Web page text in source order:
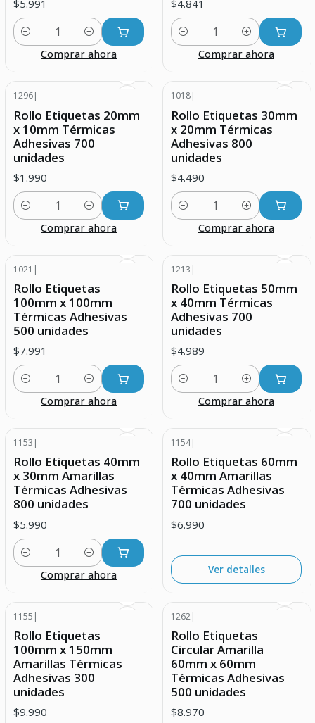
$5.991
Cantidad
Comprar ahora
$4.841
Cantidad
Comprar ahora
1296|
Rollo Etiquetas 20mm
x 10mm Térmicas
Adhesivas 700
unidades
$1.990
Cantidad
Comprar ahora
1018|
Rollo Etiquetas 30mm
x 20mm Térmicas
Adhesivas 800
unidades
$4.490
Cantidad
Comprar ahora
1021 |
Rollo Etiquetas
100mm x 100mm
Térmicas Adhesivas
500 unidades
$7.991
Cantidad
Comprar ahora
1213 |
Rollo Etiquetas 50mm
x 40mm Térmicas
Adhesivas 700
unidades
$4.989
Cantidad
Comprar ahora
1153 |
Rollo Etiquetas 40mm
x 30mm Amarillas
Térmicas Adhesivas
800 unidades
$5.990
Cantidad
Comprar ahora
1154|
Rollo Etiquetas 60mm
x 40mm Amarillas
Térmicas Adhesivas
700 unidades
$6.990
Ver detalles
1155 |
Rollo Etiquetas
100mm x 150mm
Amarillas Térmicas
Adhesivas 300
unidades
$9.990
1262|
Rollo Etiquetas
Circular Amarilla
60mm x 60mm
Térmicas Adhesivas
500 unidades
$8.970